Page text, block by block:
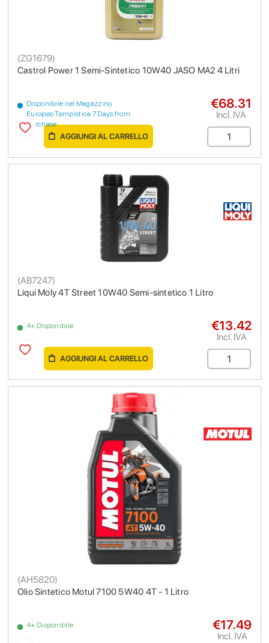
Castrol Power 1 Semi-Sintetico 10W40 JASO MA2 4 Litri
(ZG1679)
Disponibile nel Magazzino
Europeo Tempistica 7 Days from
purchase
€68.31
Incl. IVA
AGGIUNGI AL CARRELLO
Liqui Moly 4T Street 10W40 Semi-sintetico 1 Litro
(AB7247)
4+ Disponibile €13.42
Incl. IVA
AGGIUNGI AL CARRELLO
Olio Sintetico Motul 7100 5W40 4T - 1 Litro
(AH5820)
4+ Disponibile €17.49
Incl. IVA